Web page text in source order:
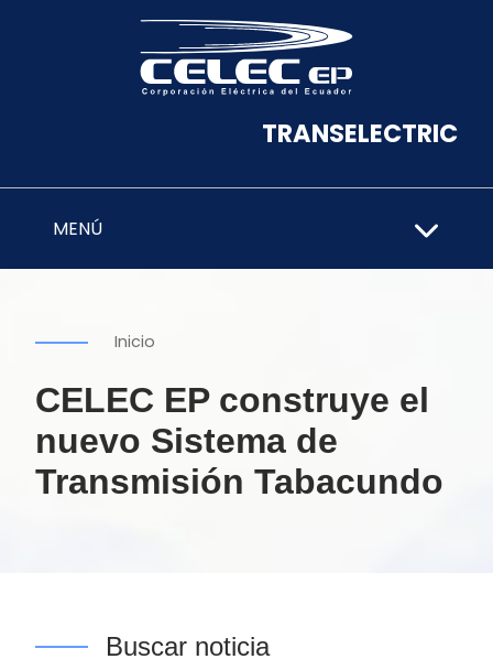
TRANSELECTRIC
MENÚ
Inicio
CELEC EP construye el
nuevo Sistema de
Transmisión Tabacundo
Buscar noticia